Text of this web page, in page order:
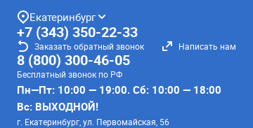
Екатеринбург
+7 (343) 350-22-33
Заказать обратный звонок Написать нам
8 (800) 300-46-05
Бесплатный звонок по РФ
Пн—Пт: 10:00 — 19:00. Сб: 10:00 — 18:00
Вс: ВЫХОДНОЙ!
г. Екатеринбург, ул. Первомайская, 56